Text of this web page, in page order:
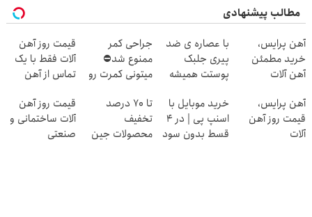
مطالب پیشنهادی
آهن پرایس،
خرید مطمئن
آهن آلات
با عصاره ی ضد
پیری جلبک
پوستت همیشه
جراحی کمر
ممنوع شد⛔
میتونی کمرت رو
کنی! 👈🏻
پرسش‌نامه
قیمت روز آهن
آلات فقط با یک
تماس از آهن
آهن پرایس،
قیمت روز آهن
آلات
خرید موبایل با
اسنپ پی | در ۴
قسط بدون سود
تا 70 درصد
تخفیف
محصولات جین
قیمت روز آهن
آلات ساختمانی و
صنعتی